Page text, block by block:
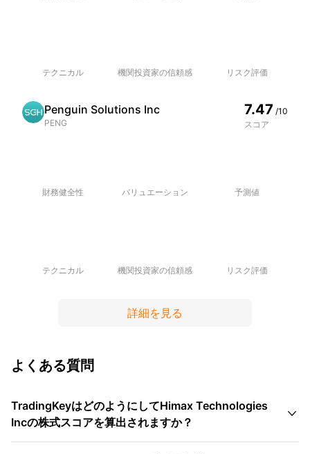
テクニカル 機関投資家の信頼感 リスク評価
Penguin Solutions Inc
PENG
7.47 /10
スコア
財務健全性 バリュエーション 予測値
テクニカル 機関投資家の信頼感 リスク評価
詳細を見る
よくある質問
TradingKeyはどのようにしてHimax Technologies
Incの株式スコアを算出されますか？
